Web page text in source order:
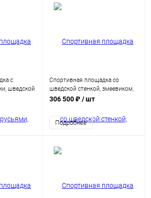
с
шведской
пресса
Спортивная площадка со
шведской стенкой, змеевиком,
турниками и брусьями
306 500 ₽/ шт
Подробнее